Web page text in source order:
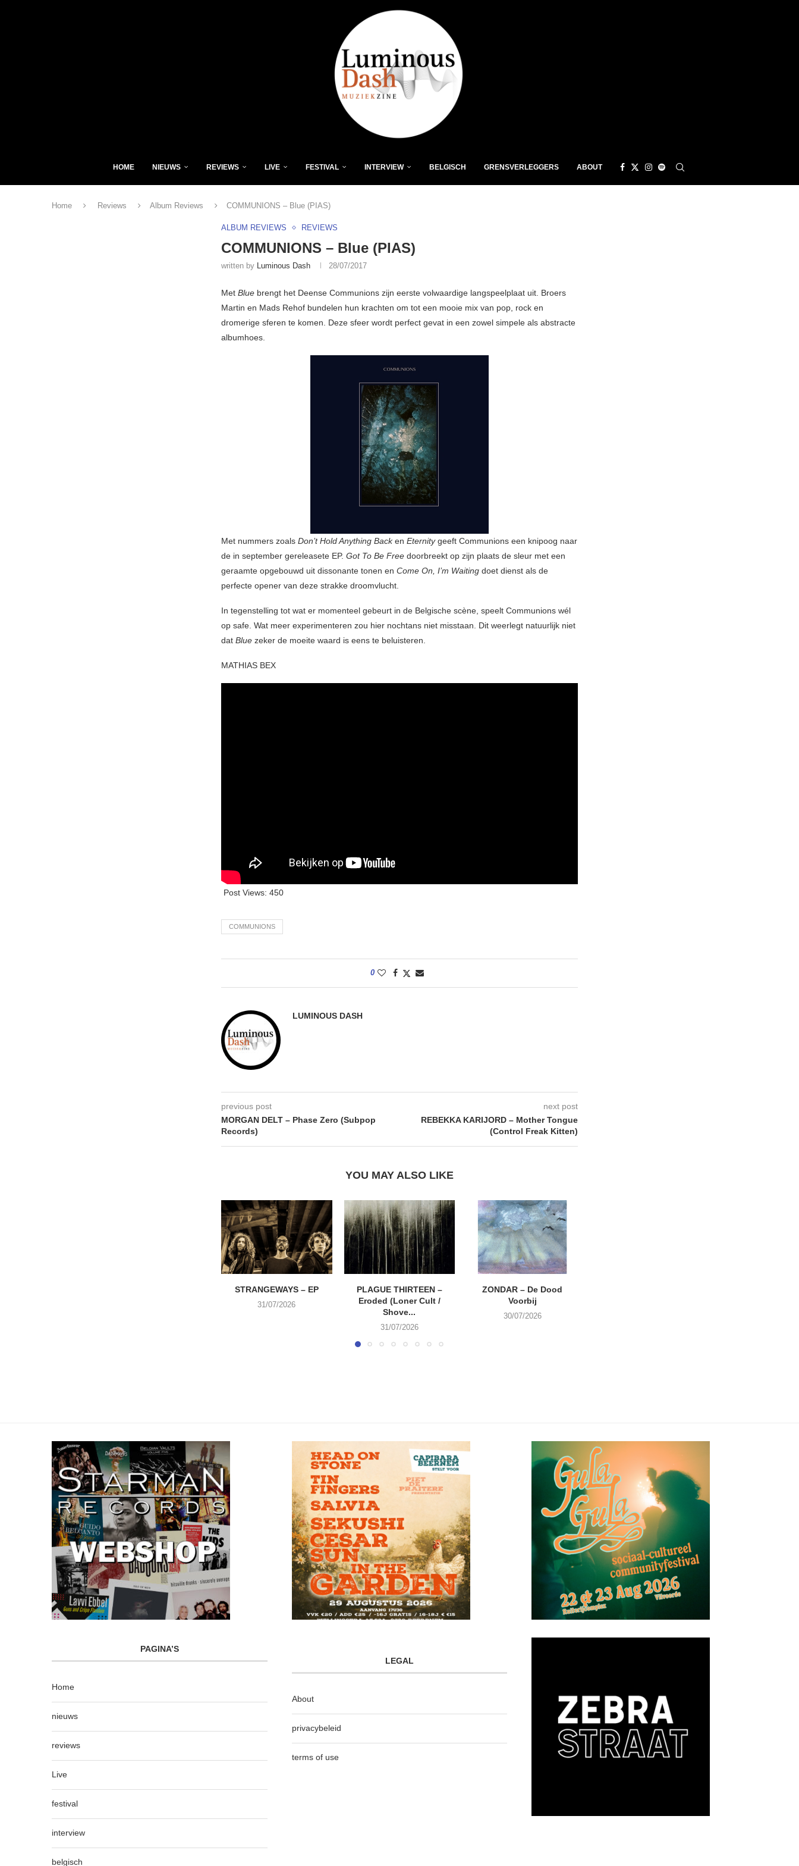
HOME NIEUWS REVIEWS LIVE FESTIVAL INTERVIEW BELGISCH GRENSVERLEGGERS ABOUT
Home Reviews Album Reviews COMMUNIONS – Blue (PIAS)
ALBUM REVIEWS REVIEWS
COMMUNIONS – Blue (PIAS)
written by Luminous Dash 28/07/2017
Met Blue brengt het Deense Communions zijn eerste volwaardige langspeelplaat uit. Broers
Martin en Mads Rehof bundelen hun krachten om tot een mooie mix van pop, rock en
dromerige sferen te komen. Deze sfeer wordt perfect gevat in een zowel simpele als abstracte
albumhoes.
Met nummers zoals Don’t Hold Anything Backen Eternitygeeft Communions een knipoog naar
de in september gereleasete EP. Got To Be Free doorbreekt op zijn plaats de sleur met een
geraamte opgebouwd uit dissonante tonen en Come On, I’m Waiting doet dienst als de
perfecte opener van deze strakke droomvlucht.
In tegenstelling tot wat er momenteel gebeurt in de Belgische scène, speelt Communions wél
op safe. Wat meer experimenteren zou hier nochtans niet misstaan. Dit weerlegt natuurlijk niet
dat Blue zeker de moeite waard is eens te beluisteren.
MATHIAS BEX
Post Views: 450
COMMUNIONS
0
LUMINOUS DASH
previous post
MORGAN DELT – Phase Zero (Subpop
Records)
next post
REBEKKA KARIJORD – Mother Tongue
(Control Freak Kitten)
YOU MAY ALSO LIKE
STRANGEWAYS – EP
31/07/2026
PLAGUE THIRTEEN –
Eroded (Loner Cult /
Shove...
31/07/2026
ZONDAR – De Dood
Voorbij
30/07/2026
PAGINA’S
Home
nieuws
reviews
Live
festival
interview
belgisch
LEGAL
About
privacybeleid
terms of use